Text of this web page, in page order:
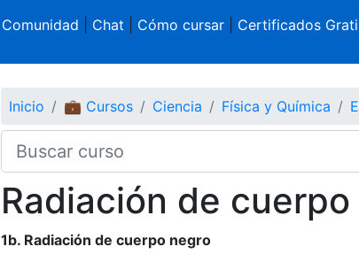
Comunidad Chat Cómo cursar| Certificados
Inicio 💼 Cursos Ciencia Física y Química
Radiación de
1b. Radiación de cuerpo negro